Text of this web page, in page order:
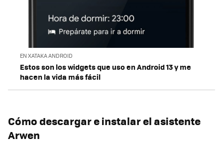
EN XATAKA ANDROID
Estos son los widgets que uso en Android 13 y me
hacen la vida más fácil
Cómo descargar e instalar el asistente
Arwen